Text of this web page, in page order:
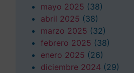
mayo 2025 (38)
abril 2025 (38)
marzo 2025 (32)
febrero 2025 (38)
enero 2025 (26)
diciembre 2024 (29)